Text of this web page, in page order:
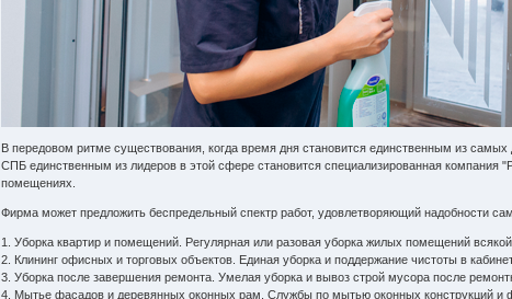
В передовом ритме существования, когда время дня становится единственным из
СПБ единственным из лидеров в этой сфере становится специализированная
помещениях.
Фирма может предложить беспредельный спектр работ, удовлетворяющий надобности
1. Уборка квартир и помещений. Регулярная или разовая уборка жилых помещений
2. Клининг офисных и торговых объектов. Единая уборка и поддержание чистоты в
3. Уборка после завершения ремонта. Умелая уборка и вывоз строй мусора после
4. Мытье фасадов и деревянных оконных рам. Службы по мытью оконных конструкций и